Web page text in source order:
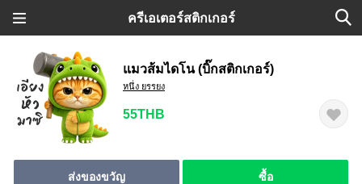
ครีเอเตอร์สติกเกอร์
แมวส้มไดโน (บิ๊กสติกเกอร์)
หนึ่ง ยรรยง
55THB
ส่งของขวัญ ซื้อ